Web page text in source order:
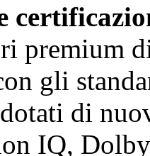
premium
gli
di
IQ,